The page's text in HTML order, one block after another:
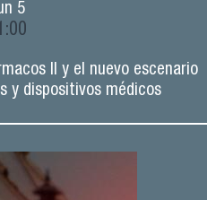
5
II y el nuevo escenario
y dispositivos médicos